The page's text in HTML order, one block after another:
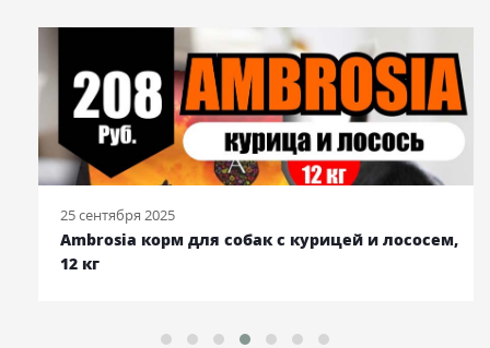
25 сентября 2025
Ambrosia корм для собак с курицей и лососем,
12 кг